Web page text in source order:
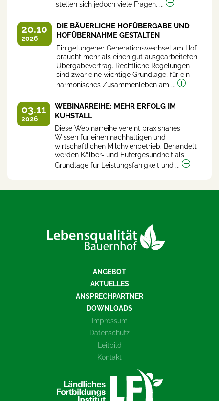
stellen sich jedoch viele Fragen. ...
20.10
2026
DIE BÄUERLICHE HOFÜBERGABE UND
HOFÜBERNAHME GESTALTEN
Ein gelungener Generationswechsel am Hof
braucht mehr als einen gut ausgearbeiteten
Übergabevertrag. Rechtliche Regelungen
sind zwar eine wichtige Grundlage, für ein
harmonisches Zusammenleben am ...
03.11
2026
WEBINARREIHE: MEHR ERFOLG IM
KUHSTALL
Diese Webinarreihe vereint praxisnahes
Wissen für einen nachhaltigen und
wirtschaftlichen Milchviehbetrieb. Behandelt
werden Kälber- und Eutergesundheit als
Grundlage für Leistungsfähigkeit und ...
ANGEBOT
AKTUELLES
ANSPRECHPARTNER
DOWNLOADS
Impressum
Datenschutz
Leitbild
Kontakt